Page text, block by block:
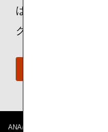
は、ANAおからだ
クに遠慮なくお問
ANAについて